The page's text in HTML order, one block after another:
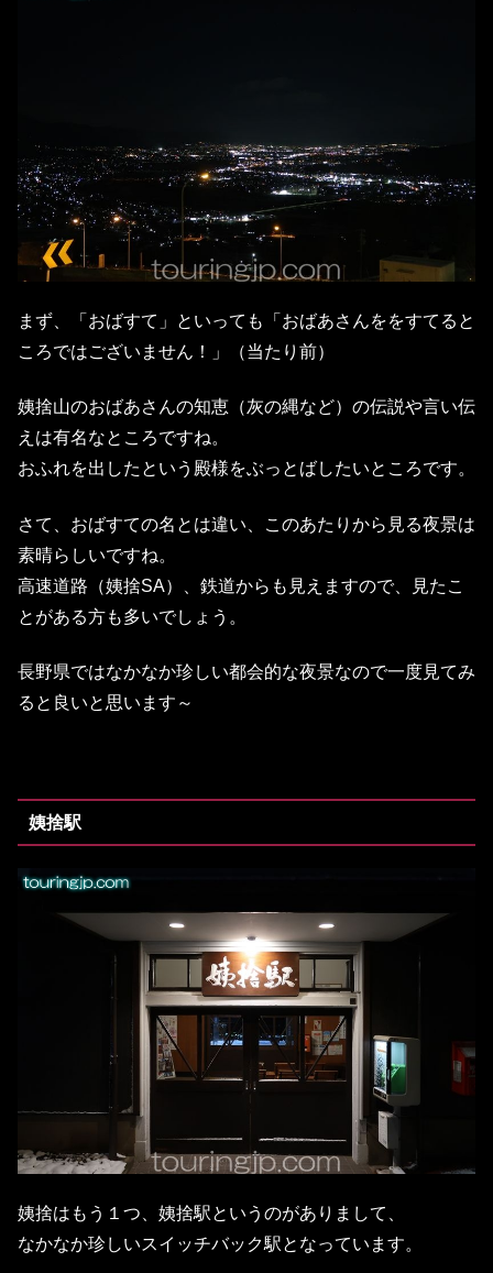
まず、「おばすて」といっても「おばあさんををすてると
ころではございません！」（当たり前）
姨捨山のおばあさんの知恵（灰の縄など）の伝説や言い伝
えは有名なところですね。
おふれを出したという殿様をぶっとばしたいところです。
さて、おばすての名とは違い、このあたりから見る夜景は
素晴らしいですね。
高速道路（姨捨SA）、鉄道からも見えますので、見たこ
とがある方も多いでしょう。
長野県ではなかなか珍しい都会的な夜景なので一度見てみ
ると良いと思います～
姨捨駅
姨捨はもう１つ、姨捨駅というのがありまして、
なかなか珍しいスイッチバック駅となっています。